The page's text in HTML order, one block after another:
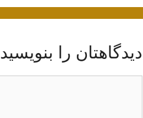
دیدگاهتان را بنویسید